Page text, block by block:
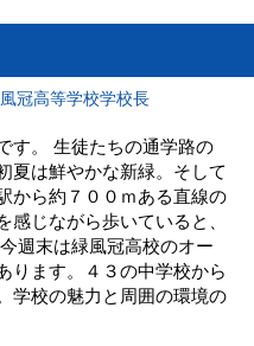
冠高等学校学校長
す。 生徒たちの通学路の
夏は鮮やかな新緑。そして
から約７００ｍある直線の
じながら歩いていると、
週末は緑風冠高校のオー
ります。４３の中学校から
学校の魅力と周囲の環境の